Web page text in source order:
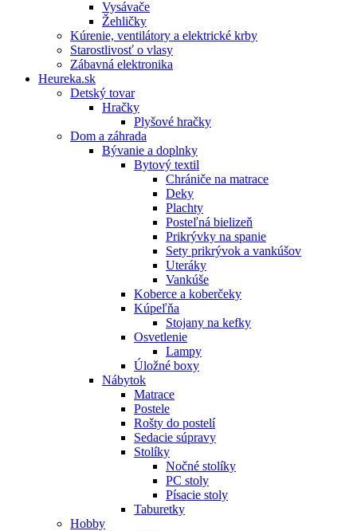
Vysávače
Žehličky
Kúrenie, ventilátory a elektrické krby
Starostlivosť o vlasy
Zábavná elektronika
Heureka.sk
Detský tovar
Hračky
Plyšové hračky
Dom a záhrada
Bývanie a doplnky
Bytový textil
Chrániče na matrace
Deky
Plachty
Posteľná bielizeň
Prikrývky na spanie
Sety prikrývok a vankúšov
Uteráky
Vankúše
Koberce a koberčeky
Kúpeľňa
Stojany na kefky
Osvetlenie
Lampy
Úložné boxy
Nábytok
Matrace
Postele
Rošty do postelí
Sedacie súpravy
Stolíky
Nočné stolíky
PC stoly
Písacie stoly
Taburetky
Hobby